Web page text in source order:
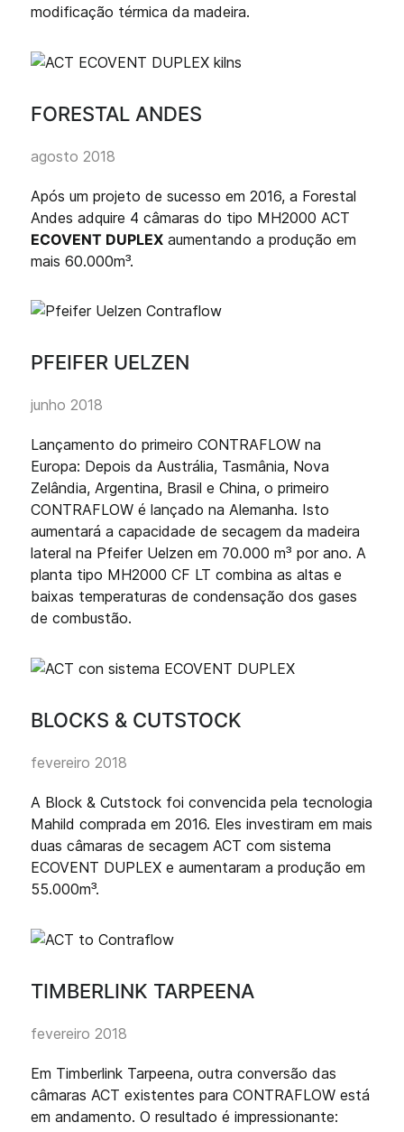
modificação térmica da madeira.
FORESTAL ANDES
agosto 2018
Após um projeto de sucesso em 2016, a Forestal
Andes adquire 4 câmaras do tipo MH2000 ACT
ECOVENT DUPLEX aumentando a produção em
mais 60.000m³.
PFEIFER UELZEN
junho 2018
Lançamento do primeiro CONTRAFLOW na
Europa: Depois da Austrália, Tasmânia, Nova
Zelândia, Argentina, Brasil e China, o primeiro
CONTRAFLOW é lançado na Alemanha. Isto
aumentará a capacidade de secagem da madeira
lateral na Pfeifer Uelzen em 70.000 m³ por ano. A
planta tipo MH2000 CF LT combina as altas e
baixas temperaturas de condensação dos gases
de combustão.
BLOCKS & CUTSTOCK
fevereiro 2018
A Block & Cutstock foi convencida pela tecnologia
Mahild comprada em 2016. Eles investiram em mais
duas câmaras de secagem ACT com sistema
ECOVENT DUPLEX e aumentaram a produção em
55.000m³.
TIMBERLINK TARPEENA
fevereiro 2018
Em Timberlink Tarpeena, outra conversão das
câmaras ACT existentes para CONTRAFLOW está
em andamento. O resultado é impressionante: